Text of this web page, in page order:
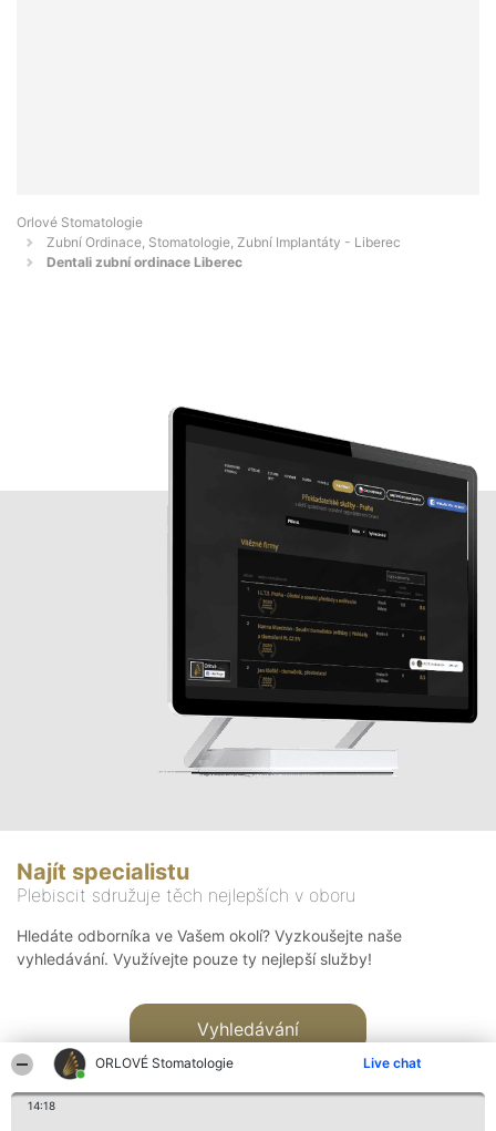
ORLOVÉ Stomatologie Live chat
14:18
Orlové Stomatologie
Zubní Ordinace, Stomatologie, Zubní Implantáty - Liberec
Dentali zubní ordinace Liberec
Najít specialistu
Plebiscit sdružuje těch nejlepších v oboru
Hledáte odborníka ve Vašem okolí? Vyzkoušejte naše
vyhledávání. Využívejte pouze ty nejlepší služby!
Vyhledávání